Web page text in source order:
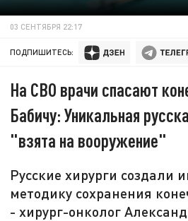
03 СЕНТЯБРЯ 22:17
ПОДПИШИТЕСЬ:
На СВО врачи спасают
Бабичу: Уникальная
"взята на вооружение"
Русские хирурги создали
методику сохранения
- хирург-онколог